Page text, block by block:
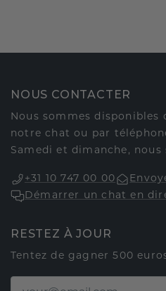
NOUS CONTACTER
Nous sommes disponibles
notre chat ou par
Samedi et dimanche, nous
+31 10 747 00 00
Démarrer un chat en
RESTEZ À JOUR
Tentez de gagner 500